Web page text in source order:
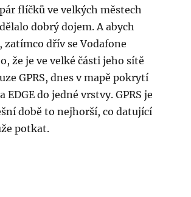
flíčků ve velkých městech
dobrý dojem. A abych
zatímco dřív se Vodafone
že je ve velké části jeho sítě
GPRS, dnes v mapě pokrytí
EDGE do jedné vrstvy. GPRS je
době to nejhorší, co datující
potkat.